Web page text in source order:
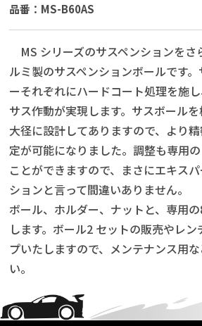
品番：MS-B60AS
MS シリーズのサスペンションをさ
ルミ製のサスペンションボールです
ーそれぞれにハードコート処理を施
サス作動が実現します。サスボール
大径に設計してありますので、より
定が可能になりました。調整も専用
ことができますので、まさにエキス
ションと言って間違いありません。
ボール、ホルダー、ナットと、専用
します。ボール2 セットの販売やレ
プいたしますので、メンテナンス用
い。